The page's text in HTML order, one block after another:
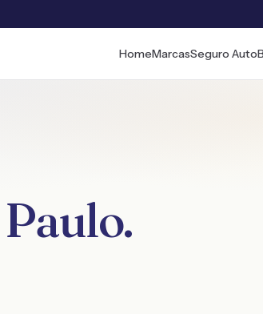
HomeMarcasSeguro Auto
.